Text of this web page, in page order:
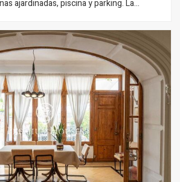
ajardinadas, piscina y parking. La
próxima al mar y rodeada de
hall de entrada, seguido de una
Santos con isla abierta al salón-
directa a la terraza. Un aseo de cortesía
cuatro
una habitación doble y una
La propiedad cuenta con
permite un ahorro en la factura de luz. El
perteneciente a las Urbanitzacions de
es una zona residencial de alto standing
amplias viviendas, entorno tranquilo y
y al centro de la ciudad.